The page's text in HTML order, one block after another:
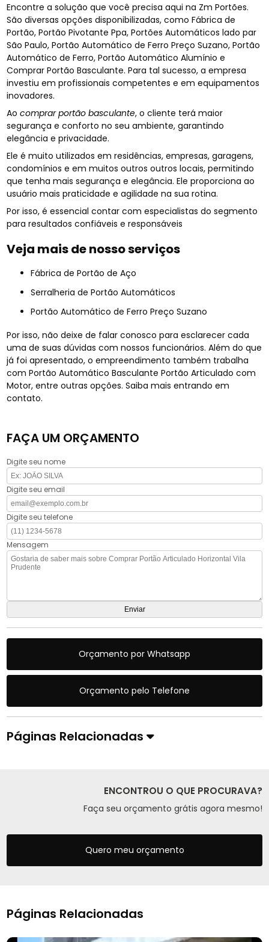
Encontre a solução que você precisa aqui na Zm Portões.
São diversas opções disponibilizadas, como Fábrica de
Portão, Portão Pivotante Ppa, Portões Automáticos lado par
São Paulo, Portão Automático de Ferro Preço Suzano, Portão
Automático de Ferro, Portão Automático Alumínio e
Comprar Portão Basculante. Para tal sucesso, a empresa
investiu em profissionais competentes e em equipamentos
inovadores.
Aocomprar portão basculante, o cliente terá maior
segurança e conforto no seu ambiente, garantindo
elegância e privacidade.
Ele é muito utilizados em residências, empresas, garagens,
condomínios e em muitos outros outros locais, permitindo
que tenha mais segurança e elegância. Ele proporciona ao
usuário mais praticidade e agilidade na sua rotina.
Por isso, é essencial contar com especialistas do segmento
para resultados confiáveis e responsáveis
Veja mais de nosso serviços
Fábrica de Portão de Aço
Serralheria de Portão Automáticos
Portão Automático de Ferro Preço Suzano
Por isso, não deixe de falar conosco para esclarecer cada
uma de suas dúvidas com nossos funcionários. Além do que
já foi apresentado, o empreendimento também trabalha
com Portão Automático Basculante Portão Articulado com
Motor, entre outras opções. Saiba mais entrando em
contato.
FAÇA UM ORÇAMENTO
Digite seu nome
Digite seu email
Digite seu telefone
Mensagem
Orçamento por Whatsapp
Orçamento pelo Telefone
Páginas Relacionadas
ENCONTROU O QUE PROCURAVA?
Faça seu orçamento grátis agora mesmo!
Quero meu orçamento
Páginas Relacionadas